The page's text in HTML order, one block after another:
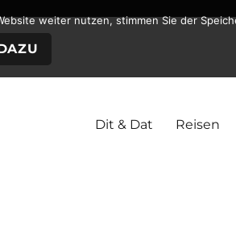
Dit & Dat Reisen
weiter nutzen, stimmen Sie der